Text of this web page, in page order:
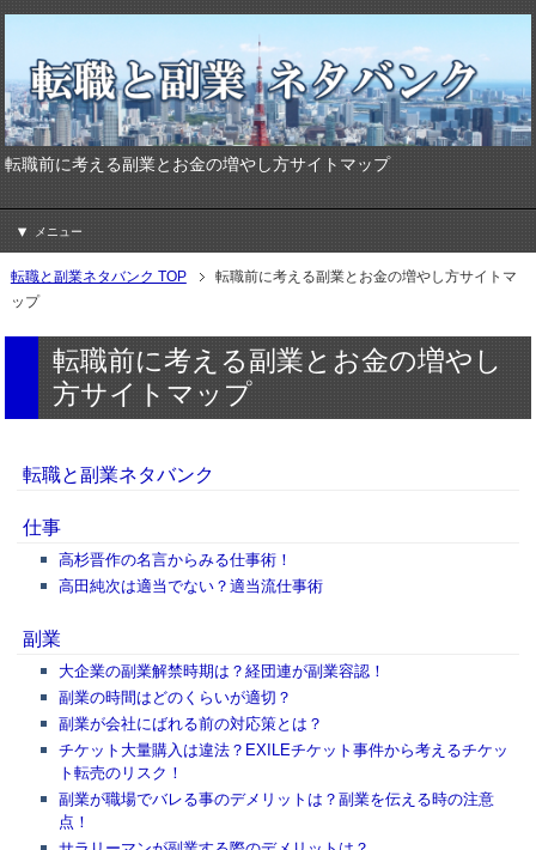
転職前に考える副業とお金の増やし方サイトマップ
メニュー
転職と副業ネタバンク TOP
転職前に考える副業とお金の増やし方サイトマ
ップ
転職前に考える副業とお金の増やし
方サイトマップ
転職と副業ネタバンク
仕事
高杉晋作の名言からみる仕事術！
高田純次は適当でない？適当流仕事術
副業
大企業の副業解禁時期は？経団連が副業容認！
副業の時間はどのくらいが適切？
副業が会社にばれる前の対応策とは？
チケット大量購入は違法？EXILEチケット事件から考えるチケッ
ト転売のリスク！
副業が職場でバレる事のデメリットは？副業を伝える時の注意
点！